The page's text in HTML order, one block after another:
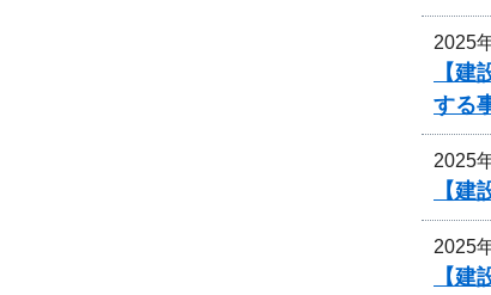
2025
【
する
2025
【
2025
【